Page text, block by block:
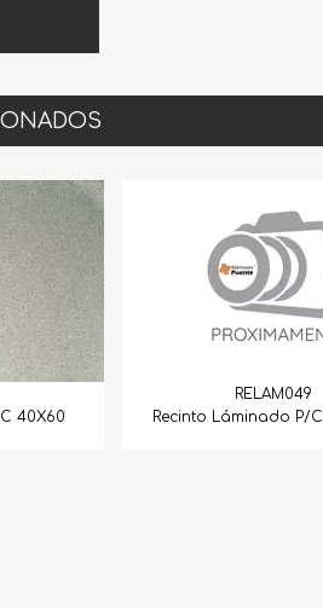
RELAM049
Recinto Láminado P/C 40X40x4